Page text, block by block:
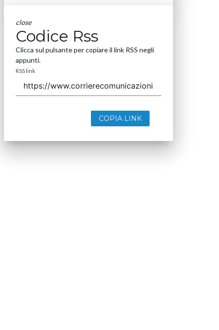
close
Codice Rss
Clicca sul pulsante per copiare il link RSS negli
appunti.
RSS link
COPIA LINK